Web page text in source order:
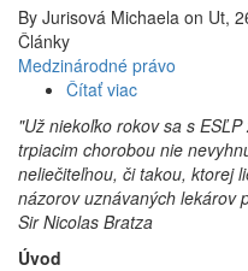
By Jurisová Michaela on Ut,
Články
Medzinárodné právo
Čítať viac
a
reforma
Európskeho
súdu
pre
"Už niekoľko rokov sa s
trpiacim chorobou nie
neliečiteľnou, či takou, ktorej
názorov uznávaných lekárov
Sir Nicolas Bratza
Úvod